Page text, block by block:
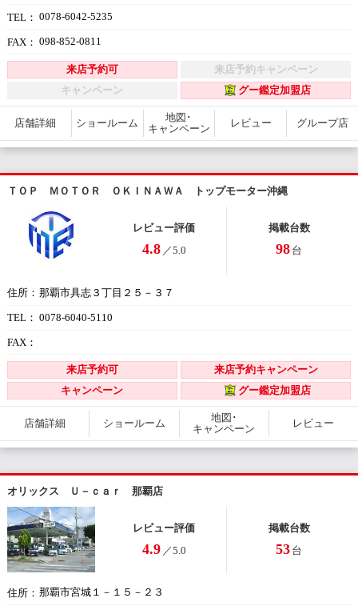
TEL： 0078-6042-5235
FAX： 098-852-0811
来店予約可
来店予約キャンペーン
キャンペーン
グー鑑定加盟店
店舗詳細 ショールーム
地図･
キャンペーン
レビュー グループ店
ＴＯＰ ＭＯＴＯＲ ＯＫＩＮＡＷＡ トップモーター沖縄
住所： 那覇市具志３丁目２５－３７
TEL： 0078-6040-5110
FAX：
レビュー評価
4.8 ／5.0
掲載台数
98 台
来店予約可
来店予約キャンペーン
キャンペーン
グー鑑定加盟店
店舗詳細 ショールーム
地図･
キャンペーン
レビュー
オリックス Ｕ－ｃａｒ 那覇店
住所： 那覇市宮城１－１５－２３
レビュー評価
4.9 ／5.0
掲載台数
53 台